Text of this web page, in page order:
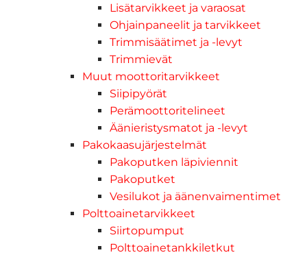
Lisätarvikkeet ja varaosat
Ohjainpaneelit ja tarvikkeet
Trimmisäätimet ja -levyt
Trimmievät
Muut moottoritarvikkeet
Siipipyörät
Perämoottoritelineet
Äänieristysmatot ja -levyt
Pakokaasujärjestelmät
Pakoputken läpiviennit
Pakoputket
Vesilukot ja äänenvaimentimet
Polttoainetarvikkeet
Siirtopumput
Polttoainetankkiletkut